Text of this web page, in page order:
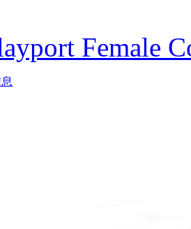
Female